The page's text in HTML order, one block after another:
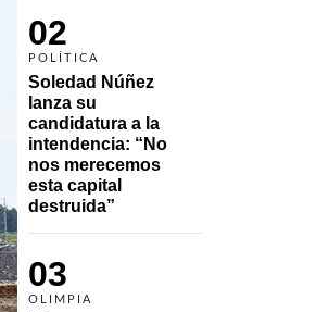
02
POLÍTICA
Soledad Núñez
lanza su
candidatura a la
intendencia: “No
nos merecemos
esta capital
destruida”
03
OLIMPIA